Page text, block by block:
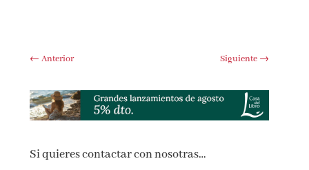
←Anterior Siguiente→
Si quieres contactar con nosotras…